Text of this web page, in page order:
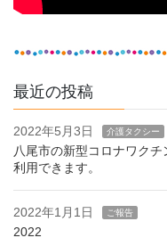
最近の投稿
2022年5月3日 介護タクシー
八尾市の新型コロナワク
利用できます。
2022年1月1日 ご報告
2022